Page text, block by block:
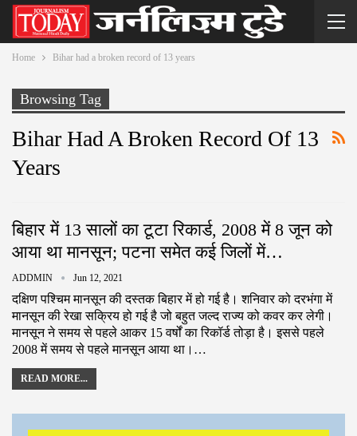
Home Bihar had a broken record of 13 years
Browsing Tag
Bihar Had A Broken Record Of 13
Years
बिहार में 13 सालों का टूटा रिकार्ड, 2008 में 8 जून को
आया था मानसून; पटना समेत कई जिलों में…
ADDMIN Jun 12, 2021
दक्षिण पश्चिम मानसून की दस्तक बिहार में हो गई है। शनिवार को दरभंगा में
मानसून की रेखा सक्रिय हो गई है जो बहुत जल्द राज्य को कवर कर लेगी।
मानसून ने समय से पहले आकर 15 वर्षों का रिकॉर्ड तोड़ा है। इससे पहले
2008 में समय से पहले मानसून आया था।…
READ MORE...